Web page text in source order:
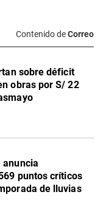
Contenido deCorreo
sobre déficit
obras por S/ 22
anuncia
puntos críticos
de lluvias